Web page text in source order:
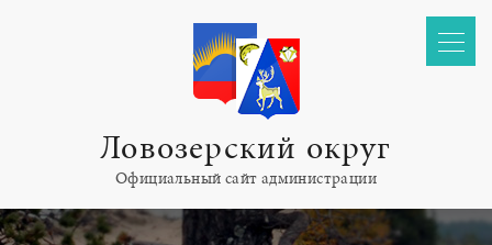
Ловозерский округ
Официальный сайт администрации